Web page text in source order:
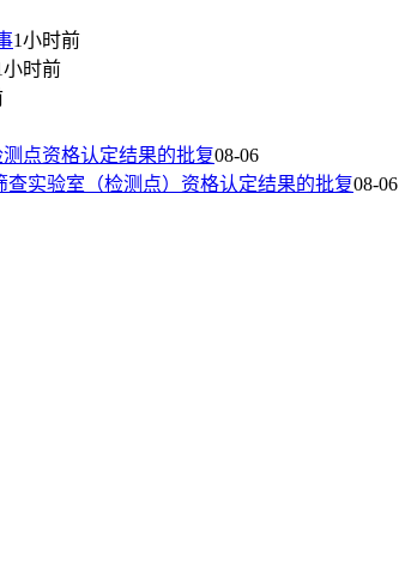
1小时前
小时前
点资格认定结果的批复08-06
实验室（检测点）资格认定结果的批复08-06